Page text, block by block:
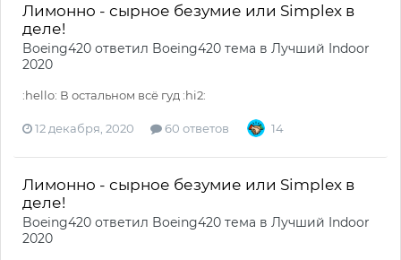
Лимонно - сырное безумие или Simplex в
деле!
Boeing420 ответил Boeing420 тема в Лучший Indoor
2020
:hello: В остальном всё гуд :hi2:
12 декабря, 2020 60 ответов 14
Лимонно - сырное безумие или Simplex в
деле!
Boeing420 ответил Boeing420 тема в Лучший Indoor
2020